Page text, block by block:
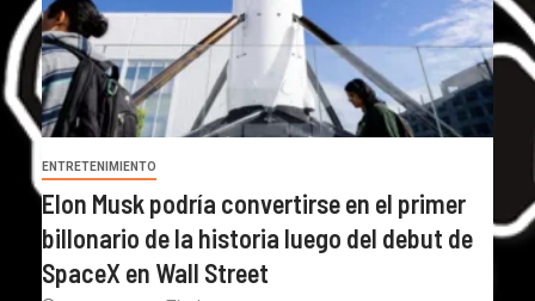
ENTRETENIMIENTO
Elon Musk podría convertirse en el primer
billonario de la historia luego del debut de
SpaceX en Wall Street